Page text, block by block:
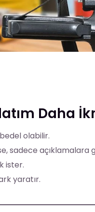
Daha
olabilir.
sadece açıklamalara
ister.
yaratır.